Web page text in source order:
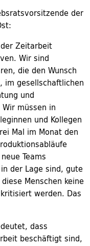
der
Zeitarbeit
Wir sind
die den Wunsch
im gesellschaftlichen
und
müssen in
und Kollegen
Mal im Monat den
Teams
der Lage sind, gute
Menschen keine
werden. Das
dass
beschäftigt sind,